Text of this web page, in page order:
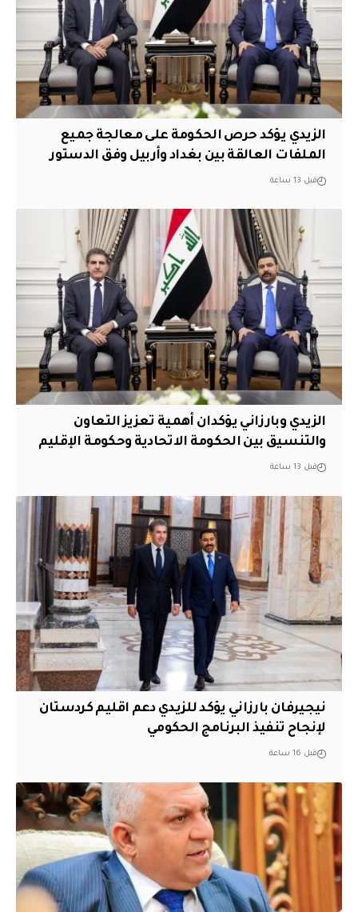
الزيدي يؤكد حرص الحكومة على معالجة جميع
الملفات العالقة بين بغداد وأربيل وفق الدستور
قبل 13 ساعة
الزيدي وبارزاني يؤكدان أهمية تعزيز التعاون
والتنسيق بين الحكومة الاتحادية وحكومة الإقليم
قبل 13 ساعة
نيجيرفان بارزاني يؤكد للزيدي دعم اقليم ‏كردستان
لإنجاح تنفيذ البرنامج الحكومي
قبل 16 ساعة